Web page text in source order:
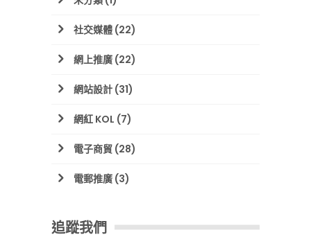
社交媒體 (22)
網上推廣 (22)
網站設計 (31)
網紅 KOL (7)
電子商貿 (28)
電郵推廣 (3)
追蹤我們